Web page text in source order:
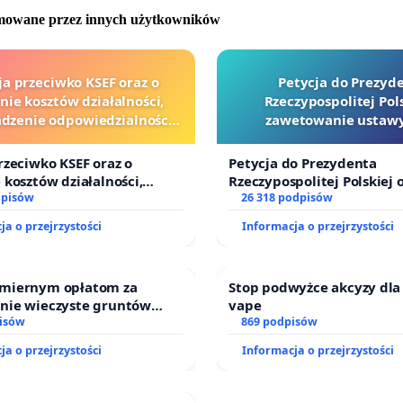
przez innych użytkowników
przeciwko KSEF oraz o
kosztów działalności,
odpowiedzialności
i sędziów
KSEF oraz o
działalności,
odpowiedzialności
o przejrzystości
Petycja do
Rzeczypospolitej
zawetowanie
Petycja do Prezydenta
Rzeczypospolitej Polskiej
zawetowanie ustawy
26 318 podpisów
Informacja o przejrzystości
opłatom za
wieczyste gruntów
przez rodzinne ogrody
o przejrzystości
Stop podwyżce akcyzy
vape
869 podpisów
Informacja o przejrzystości